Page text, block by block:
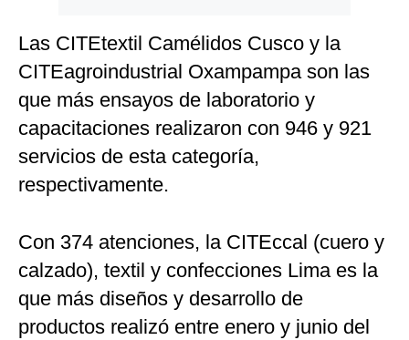
Las CITEtextil Camélidos Cusco y la
CITEagroindustrial Oxampampa son las
que más ensayos de laboratorio y
capacitaciones realizaron con 946 y 921
servicios de esta categoría,
respectivamente.
Con 374 atenciones, la CITEccal (cuero y
calzado), textil y confecciones Lima es la
que más diseños y desarrollo de
productos realizó entre enero y junio del